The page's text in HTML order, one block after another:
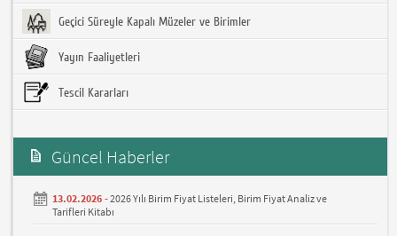
Geçici Süreyle Kapalı Müzeler ve Birimler
Yayın Faaliyetleri
Tescil Kararları
Güncel Haberler
13.02.2026 -2026 Yılı Birim Fiyat Listeleri, Birim Fiyat Analiz ve
Tarifleri Kitabı